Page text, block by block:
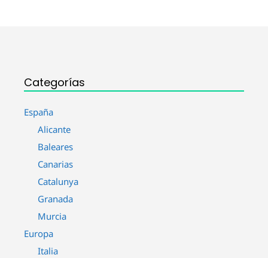
Categorías
España
Alicante
Baleares
Canarias
Catalunya
Granada
Murcia
Europa
Italia